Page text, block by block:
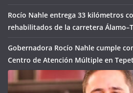
Rocío Nahle entrega 33 kilómetros
rehabilitados de la carretera
Gobernadora Rocío Nahle cumple
Centro de Atención Múltiple en